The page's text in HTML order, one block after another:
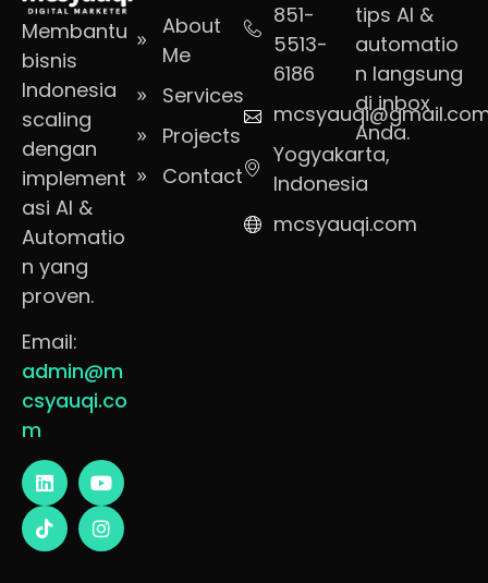
Membantu
bisnis
Indonesia
scaling
dengan
implement
asi AI &
Automatio
n yang
proven.
Email:
admin@m
csyauqi.co
m
About
Me
Services
Projects
Contact
851-
5513-
6186
Yogyakarta,
Indonesia
mcsyauqi.com
tips AI &
automatio
n langsung
di inbox
Anda.